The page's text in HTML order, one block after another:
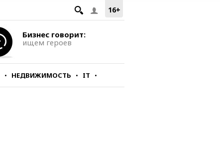
16+
Бизнес говорит:
ищем героев
НЕДВИЖИМОСТЬ IT